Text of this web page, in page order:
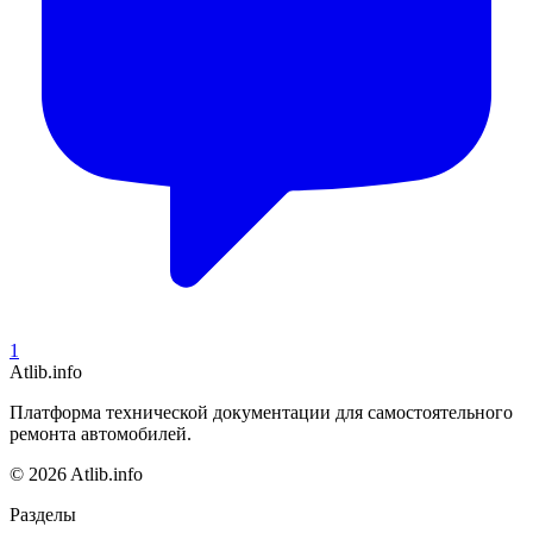
1
Atlib.info
Платформа технической документации для самостоятельного
ремонта автомобилей.
© 2026 Atlib.info
Разделы